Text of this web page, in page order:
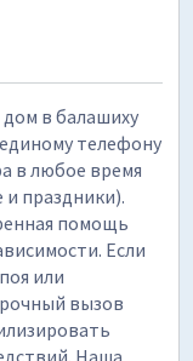
дом в балашиху
телефону
в любое время
праздники).
помощь
Если
или
вызов
Наша